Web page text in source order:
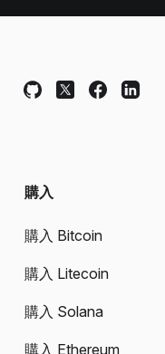
購入
購入 Bitcoin
購入 Litecoin
購入 Solana
購入 Ethereum